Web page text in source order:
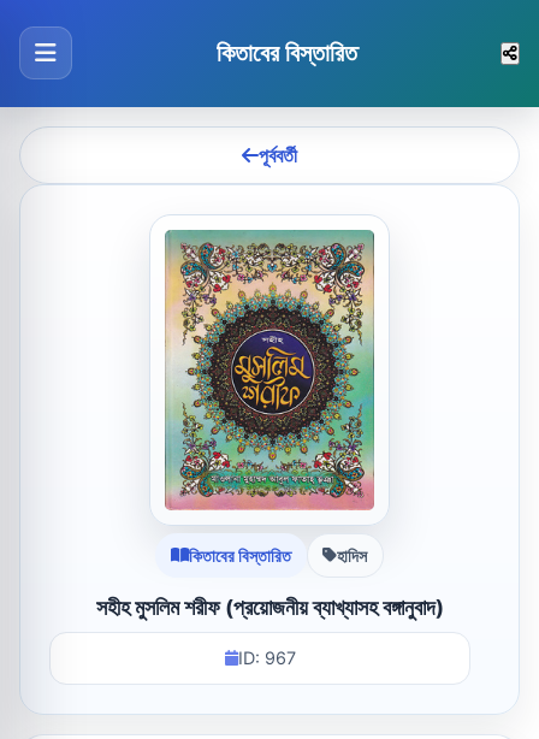
কিতাবের বিস্তারিত
পূর্ববর্তী
কিতাবের বিস্তারিত হাদিস
সহীহ মুসলিম শরীফ (প্রয়োজনীয় ব্যাখ্যাসহ বঙ্গানুবাদ)
ID: 967